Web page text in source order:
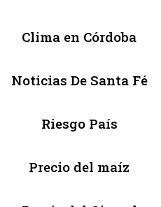
Clima en Córdoba
Noticias De Santa Fé
Riesgo País
Precio del maíz